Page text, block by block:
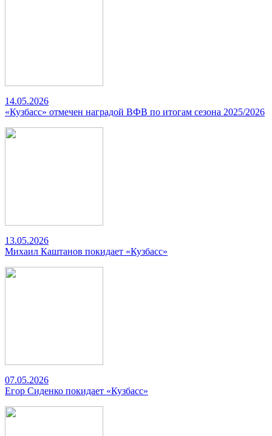
14.05.2026
«Кузбасс» отмечен наградой ВФВ по итогам сезона 2025/2026
13.05.2026
Михаил Каштанов покидает «Кузбасс»
07.05.2026
Егор Сиденко покидает «Кузбасс»